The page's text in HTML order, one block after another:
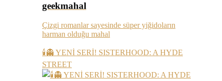
geekmahal
Çizgi romanlar sayesinde süper yiğidoların
harman olduğu mahal
🕯️👻 YENİ SERİ! SISTERHOOD: A HYDE
STREET